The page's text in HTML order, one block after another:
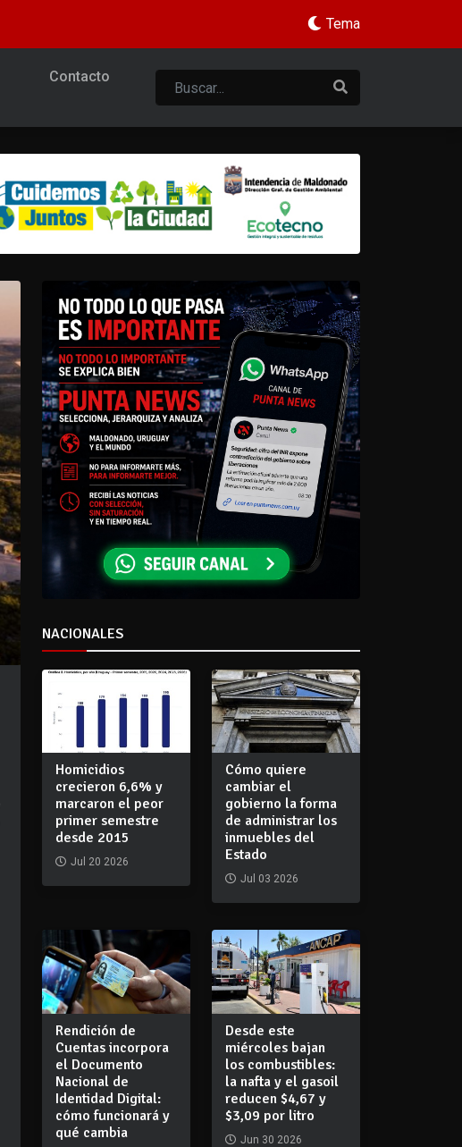
Tema
Contacto
NACIONALES
Homicidios
crecieron 6,6% y
marcaron el peor
primer semestre
desde 2015
Jul 20 2026
Cómo quiere
cambiar el
gobierno la forma
de administrar los
inmuebles del
Estado
Jul 03 2026
Rendición de
Cuentas incorpora
el Documento
Nacional de
Identidad Digital:
cómo funcionará y
qué cambia
Desde este
miércoles bajan
los combustibles:
la nafta y el gasoil
reducen $4,67 y
$3,09 por litro
Jun 30 2026